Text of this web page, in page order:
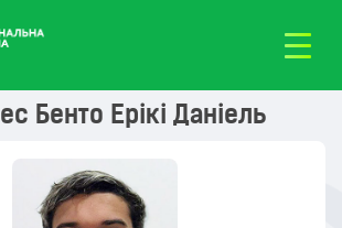
Бенто Ерікі Даніель